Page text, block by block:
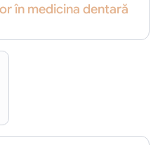
în medicina dentară